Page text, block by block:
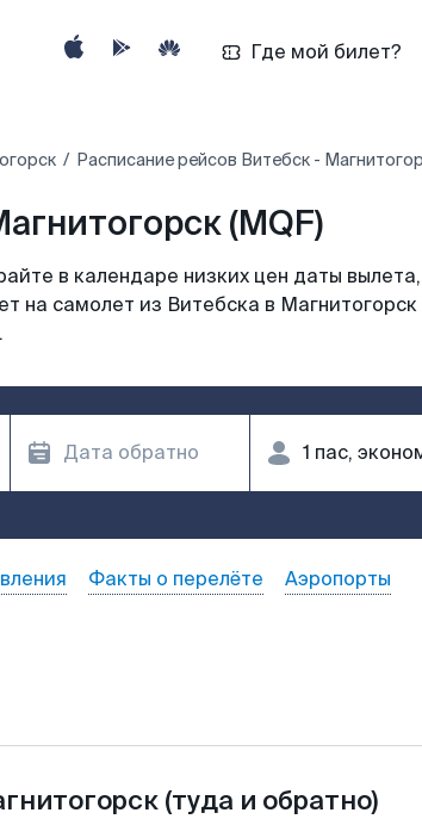
Где мой билет?
Расписание рейсов Витебск -
(MQF)
в календаре низких цен даты вылета,
на самолет из Витебска в Магнитогорск
Факты о перелёте Аэропорты
(туда и обратно)